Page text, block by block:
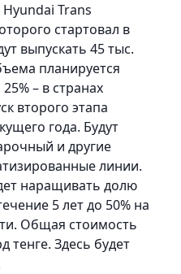
Trans
стартовал в
выпускать 45 тыс.
планируется
– в странах
второго этапа
года. Будут
и другие
линии.
наращивать долю
5 лет до 50% на
Общая стоимость
тенге. Здесь будет